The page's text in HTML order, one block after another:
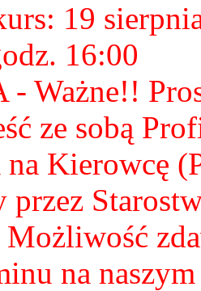
19
16:00
- Ważne!!
ze sobą
na Kierowcę
przez
na naszym